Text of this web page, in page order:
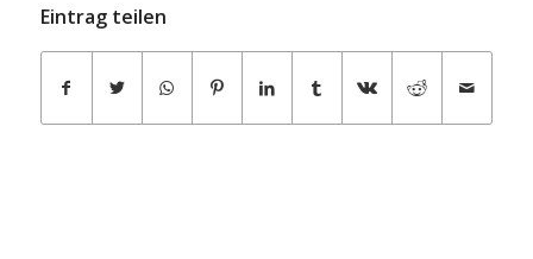
Eintrag teilen